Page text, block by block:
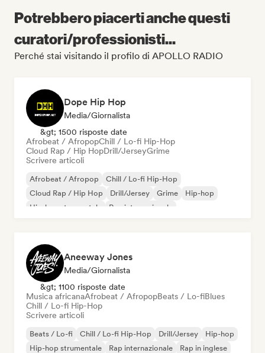
Potrebbero piacerti anche questi
curatori/professionisti...
Perché stai visitando il profilo di APOLLO RADIO
Dope Hip Hop
Media/Giornalista
&gt; 1500 risposte date
Afrobeat / AfropopChill / Lo-fi Hip-Hop
Cloud Rap / Hip HopDrill/JerseyGrime
Scrivere articoli
Afrobeat / Afropop
Chill / Lo-fi Hip-Hop
Cloud Rap / Hip Hop
Drill/Jersey Grime
Hip-hop
Hip-hop strumentale
Rap internazionale
Aneeway Jones
Media/Giornalista
&gt; 1100 risposte date
Musica africanaAfrobeat / AfropopBeats / Lo-fiBlues
Chill / Lo-fi Hip-Hop
Scrivere articoli
Beats / Lo-fi Chill / Lo-fi Hip-Hop Drill/Jersey
Hip-hop
Hip-hop strumentale
Rap internazionale
Rap in inglese